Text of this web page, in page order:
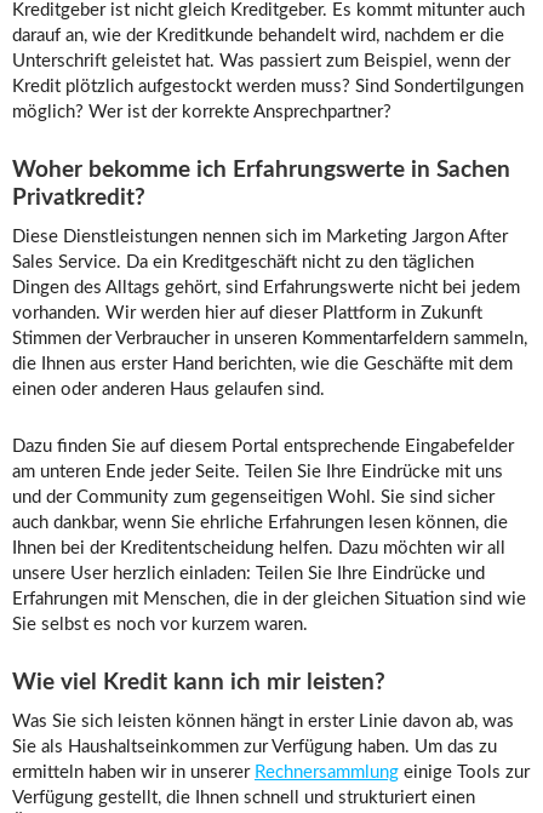
Kreditgeber ist nicht gleich Kreditgeber. Es kommt mitunter auch
darauf an, wie der Kreditkunde behandelt wird, nachdem er die
Unterschrift geleistet hat. Was passiert zum Beispiel, wenn der
Kredit plötzlich aufgestockt werden muss? Sind Sondertilgungen
möglich? Wer ist der korrekte Ansprechpartner?
Woher bekomme ich Erfahrungswerte in Sachen
Privatkredit?
Diese Dienstleistungen nennen sich im Marketing Jargon After
Sales Service. Da ein Kreditgeschäft nicht zu den täglichen
Dingen des Alltags gehört, sind Erfahrungswerte nicht bei jedem
vorhanden. Wir werden hier auf dieser Plattform in Zukunft
Stimmen der Verbraucher in unseren Kommentarfeldern sammeln,
die Ihnen aus erster Hand berichten, wie die Geschäfte mit dem
einen oder anderen Haus gelaufen sind.
Dazu finden Sie auf diesem Portal entsprechende Eingabefelder
am unteren Ende jeder Seite. Teilen Sie Ihre Eindrücke mit uns
und der Community zum gegenseitigen Wohl. Sie sind sicher
auch dankbar, wenn Sie ehrliche Erfahrungen lesen können, die
Ihnen bei der Kreditentscheidung helfen. Dazu möchten wir all
unsere User herzlich einladen: Teilen Sie Ihre Eindrücke und
Erfahrungen mit Menschen, die in der gleichen Situation sind wie
Sie selbst es noch vor kurzem waren.
Wie viel Kredit kann ich mir leisten?
Was Sie sich leisten können hängt in erster Linie davon ab, was
Sie als Haushaltseinkommen zur Verfügung haben. Um das zu
ermitteln haben wir in unserer Rechnersammlung einige Tools zur
Verfügung gestellt, die Ihnen schnell und strukturiert einen